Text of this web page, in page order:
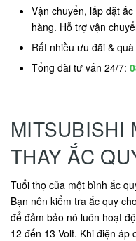
Vận chuyển, lắp đặt
hàng. Hỗ trợ vận
Rất nhiều ưu đãi &
Tổng đài tư vấn 24/7:
MITSUBISHI
THAY ẮC
Tuổi thọ của một bình ắc
Bạn nên kiểm tra ắc quy
để đảm bảo nó luôn hoạt
12 đến 13 Volt. Khi điện áp